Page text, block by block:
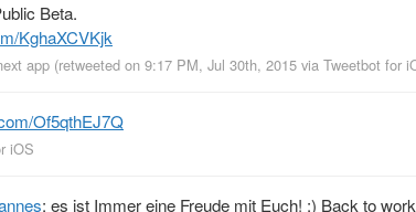
Beta.
KghaXCVKjk
app (retweeted on 9:17 PM, Jul 30th, 2015 via Tweetbot for
Of5qthEJ7Q
iΟS
: es ist Immer eine Freude mit Euch! :) Back to